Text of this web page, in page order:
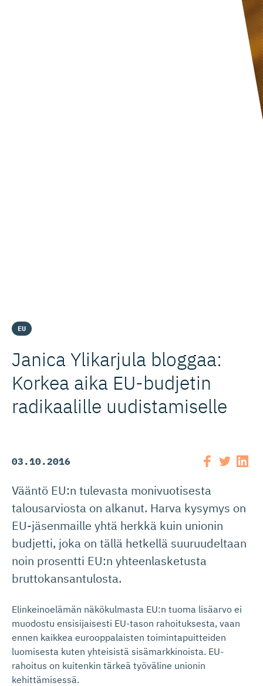
EU
Janica Ylikarjula bloggaa:
Korkea aika EU-budjetin
radikaalille uudistamiselle
03.10.2016
Vääntö EU:n tulevasta monivuotisesta
talousarviosta on alkanut. Harva kysymys on
EU-jäsenmaille yhtä herkkä kuin unionin
budjetti, joka on tällä hetkellä suuruudeltaan
noin prosentti EU:n yhteenlasketusta
bruttokansantulosta.
Elinkeinoelämän näkökulmasta EU:n tuoma lisäarvo ei
muodostu ensisijaisesti EU-tason rahoituksesta, vaan
ennen kaikkea eurooppalaisten toimintapuitteiden
luomisesta kuten yhteisistä sisämarkkinoista. EU-
rahoitus on kuitenkin tärkeä työväline unionin
kehittämisessä.